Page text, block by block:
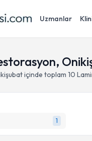
Uzmanlar
içinde toplam 10
1